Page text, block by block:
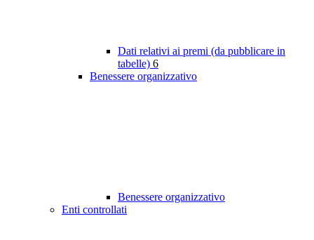
Dati relativi ai premi (da pubblicare in
tabelle) 6
Benessere organizzativo
Benessere organizzativo
Enti controllati